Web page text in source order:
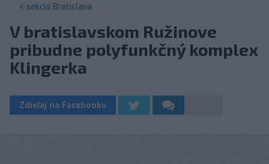
< sekcia Bratislava
V bratislavskom Ružinove
pribudne polyfunkčný komplex
Klingerka
Zdieľaj na Facebooku